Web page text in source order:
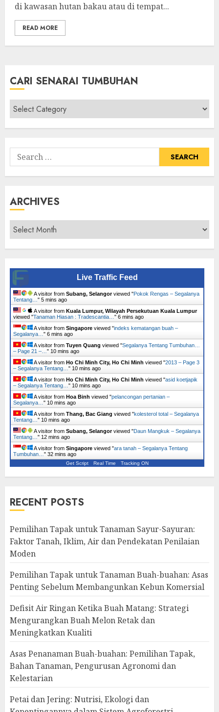
di kawasan hutan bakau atau di tempat...
READ MORE
CARI SENARAI TUMBUHAN
Cari
Senarai
Tumbuhan
Search
for:
ARCHIVES
Archives
Live Traffic Feed
A visitor from Subang, Selangorviewed "Pokok Rengas – Segalanya
Tentang… " 5 mins ago
A visitor from Kuala Lumpur, Wilayah Persekutuan Kuala Lumpur
viewed "Tanaman Hiasan : Tradescantia… " 6 mins ago
A visitor from Singapore viewed "indeks kematangan buah –
Segalanya… " 6 mins ago
A visitor from Tuyen Quang viewed "Segalanya Tentang Tumbuhan…
– Page 21 –… " 10 mins ago
A visitor from Ho Chi Minh City, Ho Chi Minh viewed "2013 – Page 3
– Segalanya Tentang… " 10 mins ago
A visitor from Ho Chi Minh City, Ho Chi Minh viewed "asid koetjapik
– Segalanya Tentang… " 10 mins ago
A visitor from Hoa Binh viewed "pelancongan pertanian –
Segalanya… " 10 mins ago
A visitor from Thang, Bac Giang viewed "kolesterol total – Segalanya
Tentang… " 10 mins ago
A visitor from Subang, Selangorviewed "Daun Mangkuk – Segalanya
Tentang… " 12 mins ago
A visitor from Singapore viewed "ara tanah – Segalanya Tentang
Tumbuhan… " 32 mins ago
Get Script Real Time Tracking ON
RECENT POSTS
Pemilihan Tapak untuk Tanaman Sayur-Sayuran:
Faktor Tanah, Iklim, Air dan Pendekatan Penilaian
Moden
Pemilihan Tapak untuk Tanaman Buah-buahan: Asas
Penting Sebelum Membangunkan Kebun Komersial
Defisit Air Ringan Ketika Buah Matang: Strategi
Mengurangkan Buah Melon Retak dan
Meningkatkan Kualiti
Asas Penanaman Buah-buahan: Pemilihan Tapak,
Bahan Tanaman, Pengurusan Agronomi dan
Kelestarian
Petai dan Jering: Nutrisi, Ekologi dan